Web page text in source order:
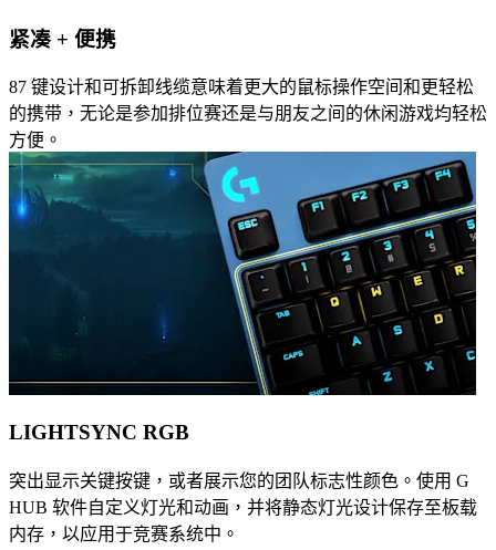
紧凑 + 便携
87 键设计和可拆卸线缆意味着更大的鼠标操作空间和更轻松
的携带，无论是参加排位赛还是与朋友之间的休闲游戏均轻松
方便。
LIGHTSYNC RGB
突出显示关键按键，或者展示您的团队标志性颜色。使用 G
HUB 软件自定义灯光和动画，并将静态灯光设计保存至板载
内存，以应用于竞赛系统中。